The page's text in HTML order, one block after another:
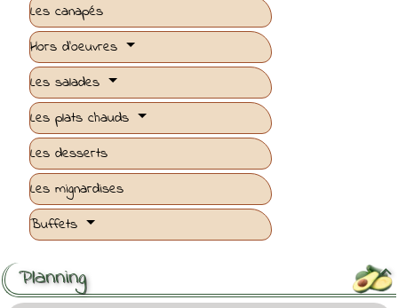
Les canapés
Hors d'oeuvres
Les salades
Les plats chauds
Les desserts
Les mignardises
Buffets

Planning